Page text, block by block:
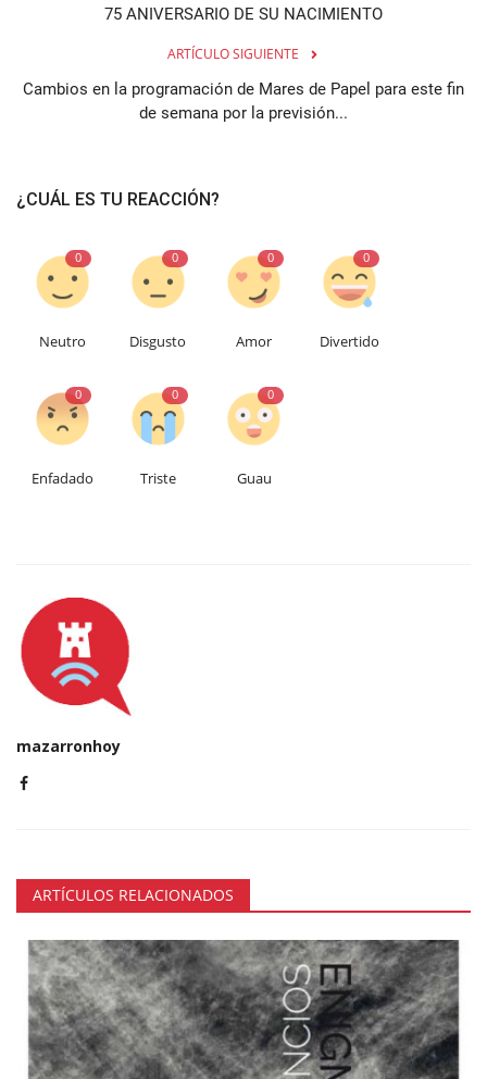
75 ANIVERSARIO DE SU NACIMIENTO
ARTÍCULO SIGUIENTE
Cambios en la programación de Mares de Papel para este fin
de semana por la previsión...
¿CUÁL ES TU REACCIÓN?
0
Neutro
0
Disgusto
0
Amor
0
Divertido
0
Enfadado
0
Triste
0
Guau
mazarronhoy
ARTÍCULOS RELACIONADOS